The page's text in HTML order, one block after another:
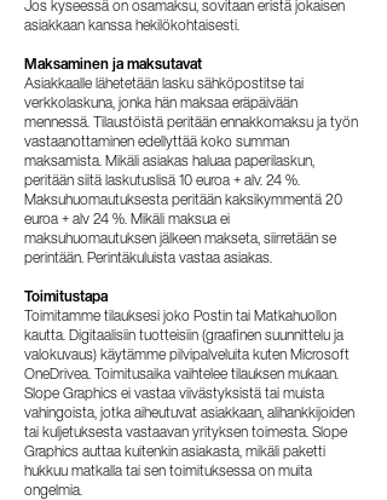
Jos kyseessä on osamaksu, sovitaan eristä jokaisen
asiakkaan kanssa hekilökohtaisesti.
Maksaminen ja maksutavat
Asiakkaalle lähetetään lasku sähköpostitse tai
verkkolaskuna, jonka hän maksaa eräpäivään
mennessä. Tilaustöistä peritään ennakkomaksu ja työn
vastaanottaminen edellyttää koko summan
maksamista. Mikäli asiakas haluaa paperilaskun,
peritään siitä laskutuslisä 10 euroa + alv. 24 %.
Maksuhuomautuksesta peritään kaksikymmentä 20
euroa + alv 24 %. Mikäli maksua ei
maksuhuomautuksen jälkeen makseta, siirretään se
perintään. Perintäkuluista vastaa asiakas.
Toimitustapa
Toimitamme tilauksesi joko Postin tai Matkahuollon
kautta. Digitaalisiin tuotteisiin (graafinen suunnittelu ja
valokuvaus) käytämme pilvipalveluita kuten Microsoft
OneDrivea. Toimitusaika vaihtelee tilauksen mukaan.
Slope Graphics ei vastaa viivästyksistä tai muista
vahingoista, jotka aiheutuvat asiakkaan, alihankkijoiden
tai kuljetuksesta vastaavan yrityksen toimesta. Slope
Graphics auttaa kuitenkin asiakasta, mikäli paketti
hukkuu matkalla tai sen toimituksessa on muita
ongelmia.